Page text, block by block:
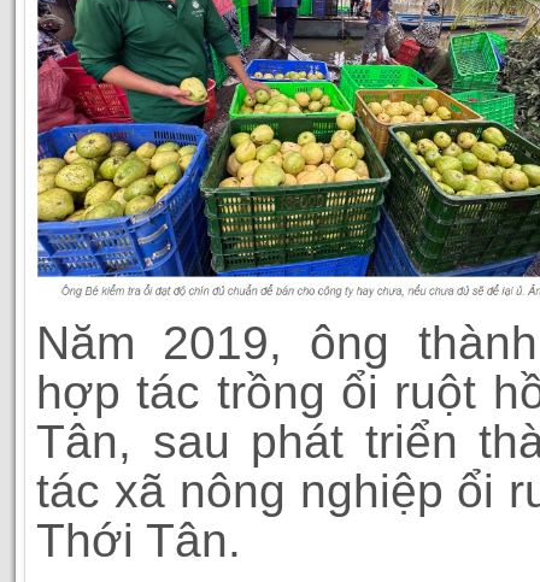
Năm 2019, ông
hợp tác trồng ổi ruột
Tân, sau phát triển
tác xã nông nghiệp ổi
Thới Tân.